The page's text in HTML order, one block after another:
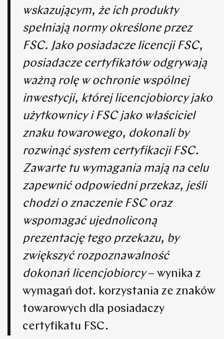
wskazującym, że ich produkty
spełniają normy określone przez
FSC. Jako posiadacze licencji FSC,
posiadacze certyfikatów odgrywają
ważną rolę w ochronie wspólnej
inwestycji, której licencjobiorcy jako
użytkownicy i FSC jako właściciel
znaku towarowego, dokonali by
rozwinąć system certyfikacji FSC.
Zawarte tu wymagania mają na celu
zapewnić odpowiedni przekaz, jeśli
chodzi o znaczenie FSC oraz
wspomagać ujednoliconą
prezentację tego przekazu, by
zwiększyć rozpoznawalność
dokonań licencjobiorcy– wynika z
wymagań dot. korzystania ze znaków
towarowych dla posiadaczy
certyfikatu FSC.